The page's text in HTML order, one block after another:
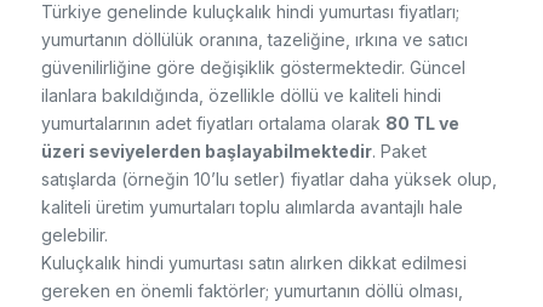
Türkiye genelinde kuluçkalık hindi yumurtası fiyatları;
yumurtanın döllülük oranına, tazeliğine, ırkına ve satıcı
güvenilirliğine göre değişiklik göstermektedir. Güncel
ilanlara bakıldığında, özellikle döllü ve kaliteli hindi
yumurtalarının adet fiyatları ortalama olarak 80 TL ve
üzeri seviyelerden başlayabilmektedir. Paket
satışlarda (örneğin 10’lu setler) fiyatlar daha yüksek olup,
kaliteli üretim yumurtaları toplu alımlarda avantajlı hale
gelebilir.
Kuluçkalık hindi yumurtası satın alırken dikkat edilmesi
gereken en önemli faktörler; yumurtanın döllü olması,